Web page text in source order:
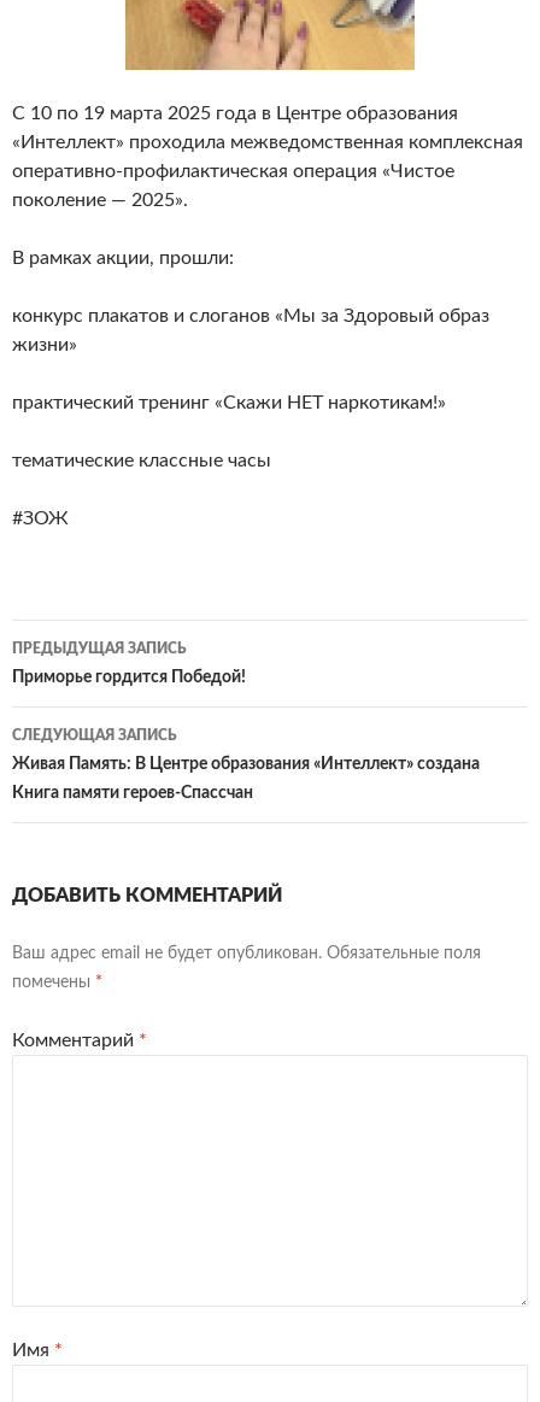
С 10 по 19 марта 2025 года в Центре образования
«Интеллект» проходила межведомственная комплексная
оперативно-профилактическая операция «Чистое
поколение — 2025».
В рамках акции, прошли:
конкурс плакатов и слоганов «Мы за Здоровый образ
жизни»
практический тренинг «Скажи НЕТ наркотикам!»
тематические классные часы
#ЗОЖ
Навигация
по
записям
ПРЕДЫДУЩАЯ ЗАПИСЬ
Приморье гордится Победой!
СЛЕДУЮЩАЯ ЗАПИСЬ
Живая Память: В Центре образования «Интеллект» создана
Книга памяти героев-Спассчан
ДОБАВИТЬ КОММЕНТАРИЙ
Ваш адрес email не будет опубликован. Обязательные поля
помечены *
Комментарий *
Имя *